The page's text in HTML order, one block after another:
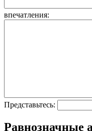
впечатления:
Представьтесь:
Равнозначные